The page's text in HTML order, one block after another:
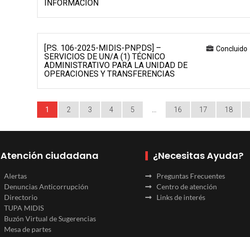
INFORMACIÓN
[P.S. 106-2025-MIDIS-PNPDS] –
SERVICIOS DE UN/A (1) TÉCNICO
ADMINISTRATIVO PARA LA UNIDAD DE
OPERACIONES Y TRANSFERENCIAS
Concluido
1 2 3 4 5 16 17 18
Atención ciudadana
Alertas
Denuncias Anticorrupción
Directorio
TUPA MIDIS
Buzón Virtual de Sugerencias
Mesa de partes
¿Necesitas Ayuda?
Preguntas Frecuentes
Centro de atención
Links de interés